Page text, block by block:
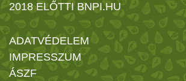
2018 ELŐTTI BNPI.HU
ADATVÉDELEM
IMPRESSZUM
ÁSZF